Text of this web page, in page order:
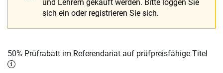
und Lehrern gekauft werden. Bitte loggen Sie
sich ein oder registrieren Sie sich.
50% Prüfrabatt im Referendariat auf prüfpreisfähige Titel